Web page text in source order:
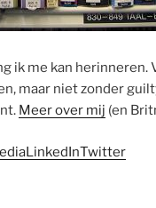
ik me kan herinneren.
maar niet zonder
Meer over mij (en
LinkedInTwitter